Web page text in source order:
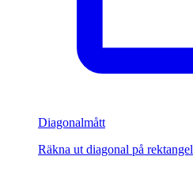
Diagonalmått
Räkna ut diagonal på rektangel